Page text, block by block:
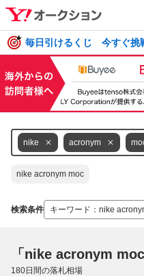
毎日引けるくじ 今すぐ挑
nike acronym
nike acronym moc
検索条件 キーワード ： nike
「nike acronym moc
180日間の落札相場